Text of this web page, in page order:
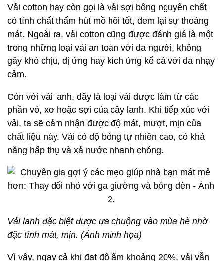
Vải cotton hay còn gọi là vải sợi bông nguyên chất
có tính chất thấm hút mồ hôi tốt, đem lại sự thoáng
mát. Ngoài ra, vải cotton cũng được đánh giá là một
trong những loại vải an toàn với da người, không
gây khó chịu, dị ứng hay kích ứng kể cả với da nhạy
cảm.
Còn với vải lanh, đây là loại vải được làm từ các
phần vỏ, xơ hoặc sợi của cây lanh. Khi tiếp xúc với
vải, ta sẽ cảm nhận được độ mát, mượt, mịn của
chất liệu này. Vải có độ bóng tự nhiên cao, có khả
năng hấp thụ và xả nước nhanh chóng.
Vải lanh đặc biệt được ưa chuộng vào mùa hè nhờ
đặc tính mát, mịn. (Ảnh minh họa)
Vì vậy, ngay cả khi đạt độ ẩm khoảng 20%, vải vẫn